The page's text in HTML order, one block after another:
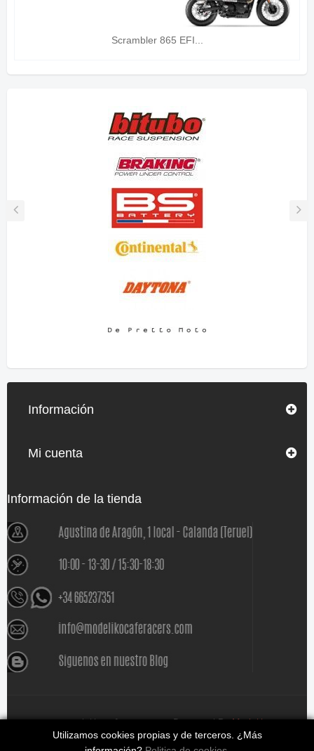
Scrambler 865 EFI...
Información
Mi cuenta
Información de la tienda
Utilizamos cookies propias y de terceros. ¿Más
www.modelikocaferacers.com Designed By Modeliko